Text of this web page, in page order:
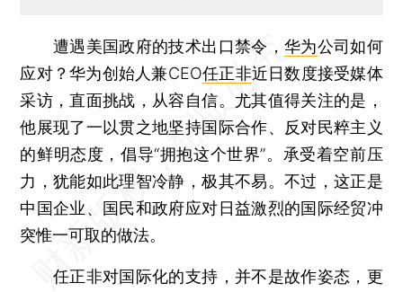
遭遇美国政府的技术出口禁令， 华为公司如何
应对？华为创始人兼CEO任正非近日数度接受媒体
采访，直面挑战，从容自信。尤其值得关注的是，
他展现了一以贯之地坚持国际合作、反对民粹主义
的鲜明态度，倡导“拥抱这个世界”。承受着空前压
力，犹能如此理智冷静，极其不易。不过，这正是
中国企业、国民和政府应对日益激烈的国际经贸冲
突惟一可取的做法。
任正非对国际化的支持，并不是故作姿态，更